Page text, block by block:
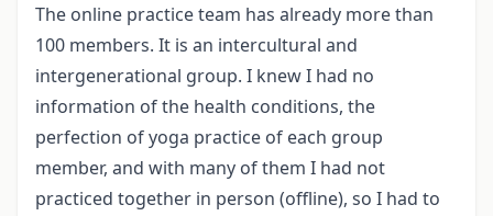
The online practice team has already more than
100 members. It is an intercultural and
intergenerational group. I knew I had no
information of the health conditions, the
perfection of yoga practice of each group
member, and with many of them I had not
practiced together in person (offline), so I had to